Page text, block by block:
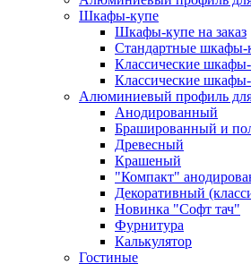
Шкафы-купе
Шкафы-купе на заказ
Стандартные шкафы-
Классические
Классические шкафы-
Алюминиевый профиль
Анодированный
Брашированный и
Древесный
Крашеный
"Компакт"
Декоративный
Новинка "Софт тач"
Фурнитура
Калькулятор
Гостиные